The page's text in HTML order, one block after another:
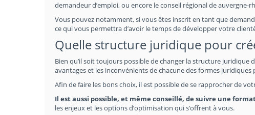
demandeur d’emploi, ou encore le conseil régional de auvergne-
Vous pouvez notamment, si vous êtes inscrit en tant que
ce qui vous permettra d’avoir le temps de développer votre
Quelle structure juridique pour
Bien qu’il soit toujours possible de changer la structure
avantages et les inconvénients de chacune des formes juridiques
Afin de faire les bons choix, il est possible de se rapprocher de
Il est aussi possible, et même conseillé, de suivre une
les enjeux et les options d’optimisation qui s’offrent à vous.